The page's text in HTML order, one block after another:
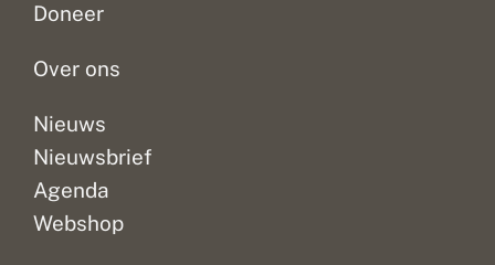
Doneer
Over ons
Nieuws
Nieuwsbrief
Agenda
Webshop